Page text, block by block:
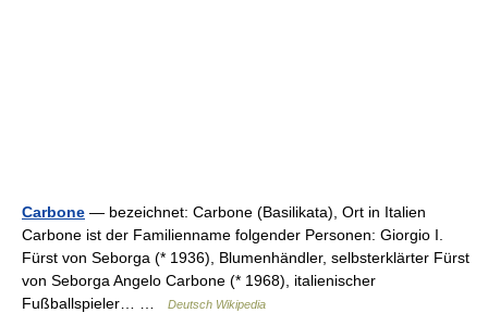
Carbone — bezeichnet: Carbone (Basilikata), Ort in Italien
Carbone ist der Familienname folgender Personen: Giorgio I.
Fürst von Seborga (* 1936), Blumenhändler, selbsterklärter Fürst
von Seborga Angelo Carbone (* 1968), italienischer
Fußballspieler… …
Deutsch Wikipedia